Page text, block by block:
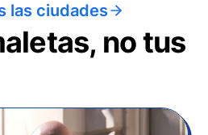
las ciudades
no tus